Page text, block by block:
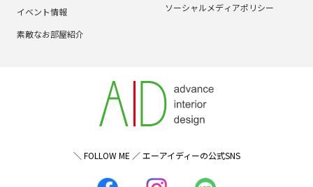
イベント情報
素敵なお部屋紹介
ソーシャルメディアポリシー
＼ FOLLOW ME ／ エーアイディーの公式SNS